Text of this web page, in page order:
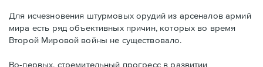
Для исчезновения штурмовых орудий из арсеналов армий
мира есть ряд объективных причин, которых во время
Второй Мировой войны не существовало.
Во-первых, стремительный прогресс в развитии